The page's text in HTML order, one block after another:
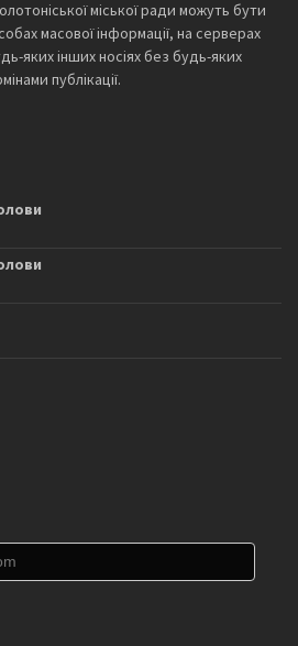
міської ради можуть бути
масової інформації, на серверах
яких інших носіях без будь-яких
публікації.